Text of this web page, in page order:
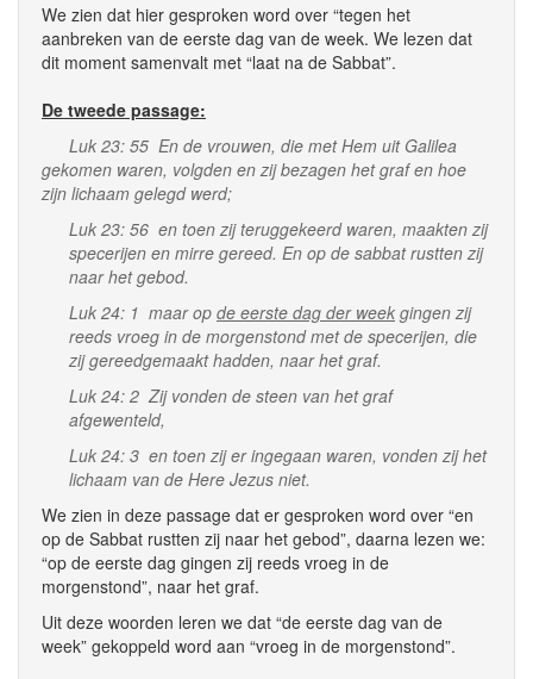
We zien dat hier gesproken word over “tegen het
aanbreken van de eerste dag van de week. We lezen dat
dit moment samenvalt met “laat na de Sabbat”.
De tweede passage:
Luk 23: 55 En de vrouwen, die met Hem uit Galilea
gekomen waren, volgden en zij bezagen het graf en hoe
zijn lichaam gelegd werd;
Luk 23: 56 en toen zij teruggekeerd waren, maakten zij
specerijen en mirre gereed. En op de sabbat rustten zij
naar het gebod.
Luk 24: 1 maar op de eerste dag der week gingen zij
reeds vroeg in de morgenstond met de specerijen, die
zij gereedgemaakt hadden, naar het graf.
Luk 24: 2 Zij vonden de steen van het graf
afgewenteld,
Luk 24: 3 en toen zij er ingegaan waren, vonden zij het
lichaam van de Here Jezus niet.
We zien in deze passage dat er gesproken word over “en
op de Sabbat rustten zij naar het gebod”, daarna lezen we:
“op de eerste dag gingen zij reeds vroeg in de
morgenstond”, naar het graf.
Uit deze woorden leren we dat “de eerste dag van de
week” gekoppeld word aan “vroeg in de morgenstond”.